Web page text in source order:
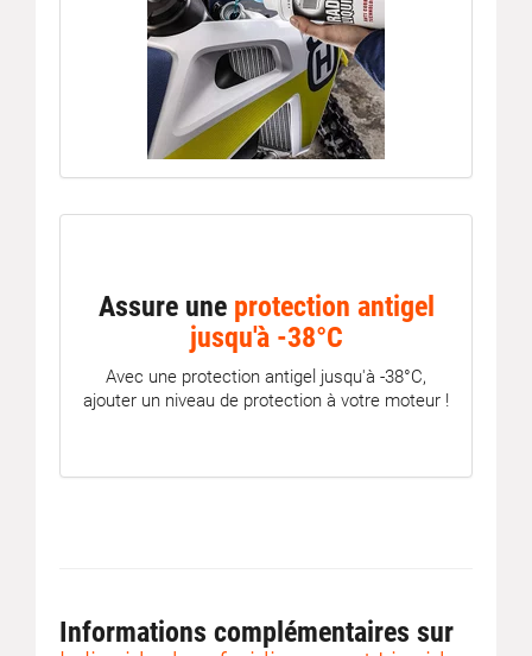
Assure une protection antigel
jusqu'à -38°C
Avec une protection antigel jusqu'à -38°C,
ajouter un niveau de protection à votre moteur !
Informations complémentaires sur